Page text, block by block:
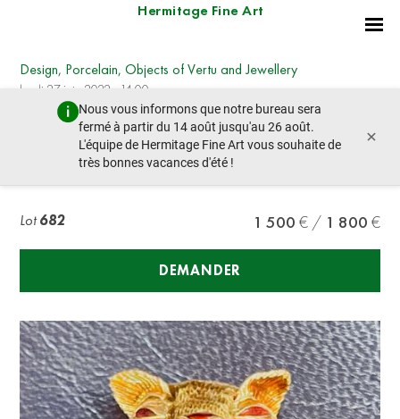
Hermitage Fine Art
Nous vous informons que notre bureau sera
fermé à partir du 14 août jusqu'au 26 août.
L'équipe de Hermitage Fine Art vous souhaite de
très bonnes vacances d'été !
×
Design, Porcelain, Objects of Vertu and Jewellery
lundi 27 juin 2022 - 14:00
lot précédent lot suivant
TIGER GOLD AND DIAMOND BROOCH
Lot682 1 500 1 800
DEMANDER